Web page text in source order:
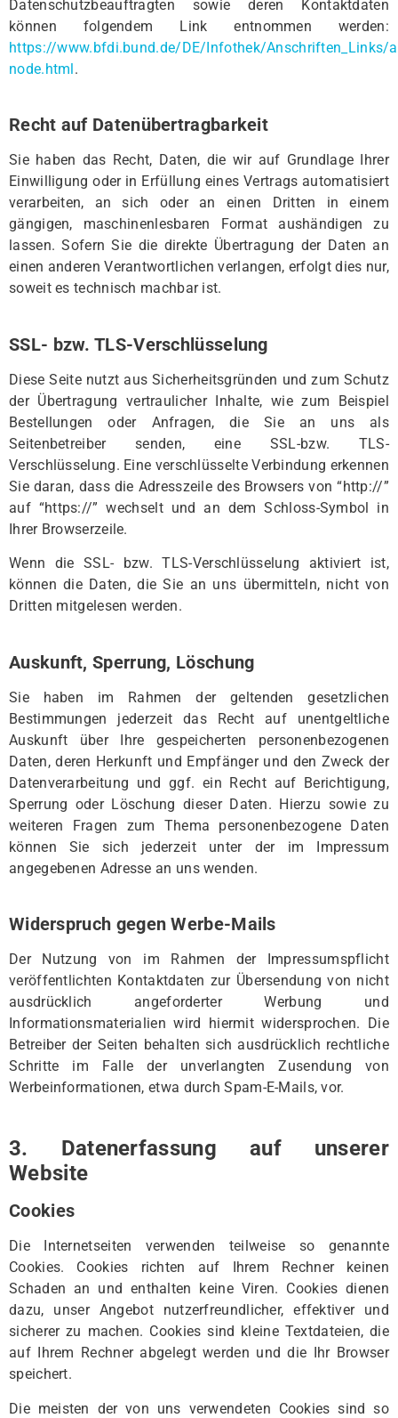
Datenschutzbeauftragten sowie deren Kontaktdaten
können folgendem Link entnommen werden:
https://www.bfdi.bund.de/DE/Infothek/Anschriften_Links/
node.html.
Recht auf Datenübertragbarkeit
Sie haben das Recht, Daten, die wir auf Grundlage Ihrer
Einwilligung oder in Erfüllung eines Vertrags automatisiert
verarbeiten, an sich oder an einen Dritten in einem
gängigen, maschinenlesbaren Format aushändigen zu
lassen. Sofern Sie die direkte Übertragung der Daten an
einen anderen Verantwortlichen verlangen, erfolgt dies nur,
soweit es technisch machbar ist.
SSL- bzw. TLS-Verschlüsselung
Diese Seite nutzt aus Sicherheitsgründen und zum Schutz
der Übertragung vertraulicher Inhalte, wie zum Beispiel
Bestellungen oder Anfragen, die Sie an uns als
Seitenbetreiber senden, eine SSL-bzw. TLS-
Verschlüsselung. Eine verschlüsselte Verbindung erkennen
Sie daran, dass die Adresszeile des Browsers von “http://”
auf “https://” wechselt und an dem Schloss-Symbol in
Ihrer Browserzeile.
Wenn die SSL- bzw. TLS-Verschlüsselung aktiviert ist,
können die Daten, die Sie an uns übermitteln, nicht von
Dritten mitgelesen werden.
Auskunft, Sperrung, Löschung
Sie haben im Rahmen der geltenden gesetzlichen
Bestimmungen jederzeit das Recht auf unentgeltliche
Auskunft über Ihre gespeicherten personenbezogenen
Daten, deren Herkunft und Empfänger und den Zweck der
Datenverarbeitung und ggf. ein Recht auf Berichtigung,
Sperrung oder Löschung dieser Daten. Hierzu sowie zu
weiteren Fragen zum Thema personenbezogene Daten
können Sie sich jederzeit unter der im Impressum
angegebenen Adresse an uns wenden.
Widerspruch gegen Werbe-Mails
Der Nutzung von im Rahmen der Impressumspflicht
veröffentlichten Kontaktdaten zur Übersendung von nicht
ausdrücklich angeforderter Werbung und
Informationsmaterialien wird hiermit widersprochen. Die
Betreiber der Seiten behalten sich ausdrücklich rechtliche
Schritte im Falle der unverlangten Zusendung von
Werbeinformationen, etwa durch Spam-E-Mails, vor.
3. Datenerfassung auf unserer
Website
Cookies
Die Internetseiten verwenden teilweise so genannte
Cookies. Cookies richten auf Ihrem Rechner keinen
Schaden an und enthalten keine Viren. Cookies dienen
dazu, unser Angebot nutzerfreundlicher, effektiver und
sicherer zu machen. Cookies sind kleine Textdateien, die
auf Ihrem Rechner abgelegt werden und die Ihr Browser
speichert.
Die meisten der von uns verwendeten Cookies sind so